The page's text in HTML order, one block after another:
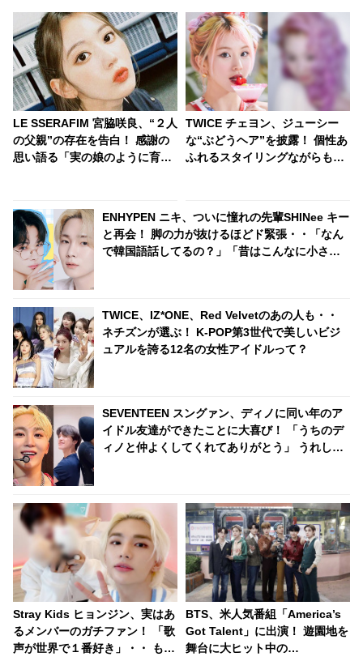
LE SSERAFIM 宮脇咲良、“２人
の父親”の存在を告白！ 感謝の
思い語る「実の娘のように育て
にも臆せず堂々とした姿を見せ
る彼女に称賛の声
TWICE チェヨン、ジューシー
な“ぶどうヘア”を披露！ 個性あ
ふれるスタイリングながらもセ
ENHYPEN ニキ、ついに憧れの先輩SHINee キー
と再会！ 脚の力が抜けるほどド緊張・・「なん
で韓国語話してるの？」「昔はこんなに小さか
TWICE、IZ*ONE、Red Velvetのあの人も・・
ネチズンが選ぶ！ K-POP第3世代で美しいビジ
ュアルを誇る12名の女性アイドルって？
SEVENTEEN スングァン、ディノに同い年のア
イドル友達ができたことに大喜び！ 「うちのデ
ィノと仲よくしてくれてありがとう」 うれしす
Stray Kids ヒョンジン、実はあ
るメンバーのガチファン！ 「歌
声が世界で１番好き」・・ もは
BTS、米人気番組「America’s
Got Talent」に出演！ 遊園地を
舞台に大ヒット中の